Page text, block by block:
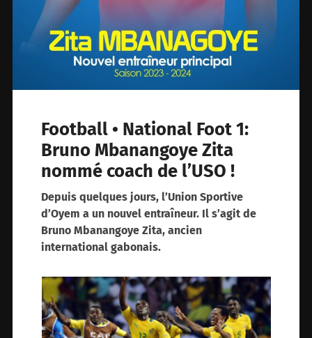
Football • National Foot 1:
Bruno Mbanangoye Zita
nommé coach de l’USO !
Depuis quelques jours, l’Union Sportive
d’Oyem a un nouvel entraîneur. Il s’agit de
Bruno Mbanangoye Zita, ancien
international gabonais.